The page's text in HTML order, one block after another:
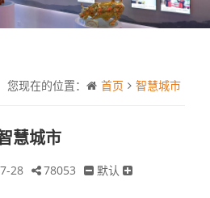
您现在的位置： 首页 智慧城市
慧城市
28 78053 默认